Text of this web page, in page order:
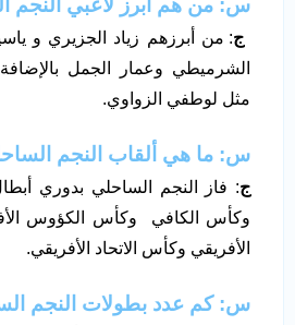
س: من هم أبرز لاعبي النجم
ج: من أبرزهم زياد الجزيري و
الشرميطي وعمار الجمل
مثل لوطفي الزواوي.
س: ما هي ألقاب النجم
ج: فاز النجم الساحلي بدوري
وكأس الكافي وكأس الكؤوس
الأفريقي وكأس الاتحاد الأفريقي.
س: كم عدد بطولات النجم